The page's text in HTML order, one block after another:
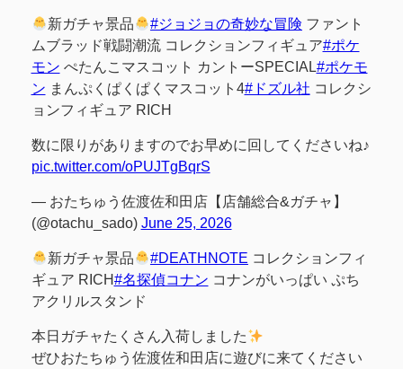
新ガチャ景品 #ジョジョの奇妙な冒険 ファント
ムブラッド戦闘潮流 コレクションフィギュア#ポケ
モン ぺたんこマスコット カントーSPECIAL#ポケモ
ン まんぷくぱくぱくマスコット4#ドズル社 コレクシ
ョンフィギュア RICH
数に限りがありますのでお早めに回してくださいね♪
pic.twitter.com/oPUJTgBqrS
— おたちゅう佐渡佐和田店【店舗総合&ガチャ】
(@otachu_sado) June 25, 2026
新ガチャ景品 #DEATHNOTE コレクションフィ
ギュア RICH#名探偵コナン コナンがいっぱい ぷち
アクリルスタンド
本日ガチャたくさん入荷しました
ぜひおたちゅう佐渡佐和田店に遊びに来てください